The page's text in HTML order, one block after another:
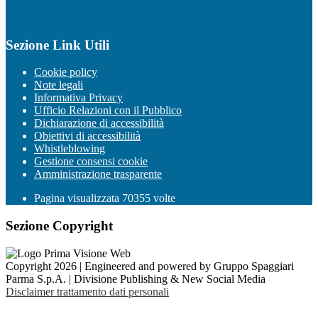
Sezione Link Utili
Cookie policy
Note legali
Informativa Privacy
Ufficio Relazioni con il Pubblico
Dichiarazione di accessibilità
Obiettivi di accessibilità
Whistleblowing
Gestione consensi cookie
Amministrazione trasparente
Pagina visualizzata 70355 volte
Sezione Copyright
Copyright 2026 | Engineered and powered by Gruppo Spaggiari
Parma S.p.A. | Divisione Publishing & New Social Media
Disclaimer trattamento dati personali